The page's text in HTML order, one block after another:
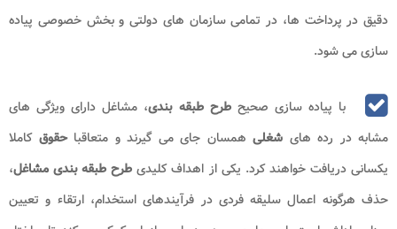
دقیق در پرداخت ها، در تمامی سازمان های دولتی و بخش خصوصی پیاده
سازی می شود.
با پیاده سازی صحیحطرح طبقه بندی، مشاغل دارای ویژگی های
مشابه در رده های شغلی همسان جای می گیرند و متعاقباحقوقکاملا
یکسانی دریافت خواهند کرد. یکی از اهداف کلیدی طرح طبقه بندی مشاغل،
حذف هرگونه اعمال سلیقه فردی در فرآیندهای استخدام، ارتقاء و تعیین